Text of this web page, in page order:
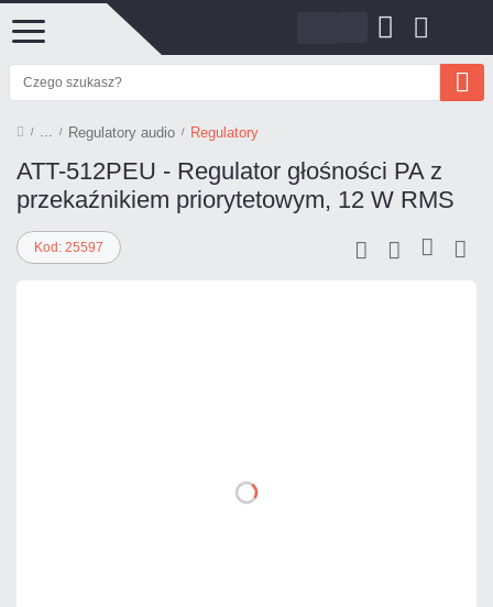
Regulatory audio Regulatory
ATT-512PEU - Regulator głośności PA z
przekaźnikiem priorytetowym, 12 W RMS
Kod: 25597